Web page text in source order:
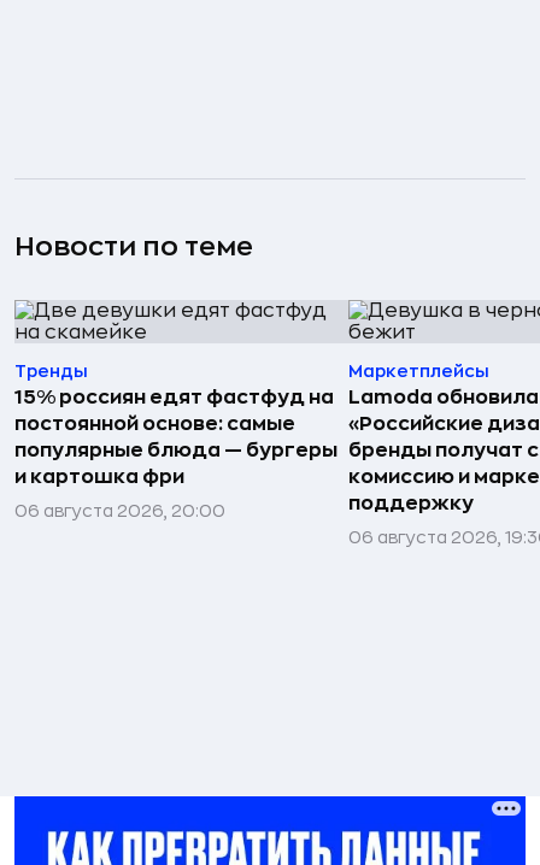
Новости по теме
Тренды
15% россиян едят фастфуд на
постоянной основе: самые
популярные блюда — бургеры
и картошка фри
06 августа 2026, 20:00
Маркетплейсы
Lamoda
«Российские
бренды получат
комиссию и
поддержку
06 августа 2026,